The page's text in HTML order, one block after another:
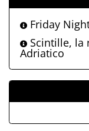
Friday
Scintille, la
Adriatico